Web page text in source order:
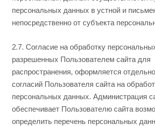
персональных данных в устной и
непосредственно от субъекта
2.7. Согласие на обработку
разрешенных Пользователем сайта для
распространения, оформляется
согласий Пользователя сайта на
персональных данных. Администрация
обеспечивает Пользователю сайта
определить перечень персональных